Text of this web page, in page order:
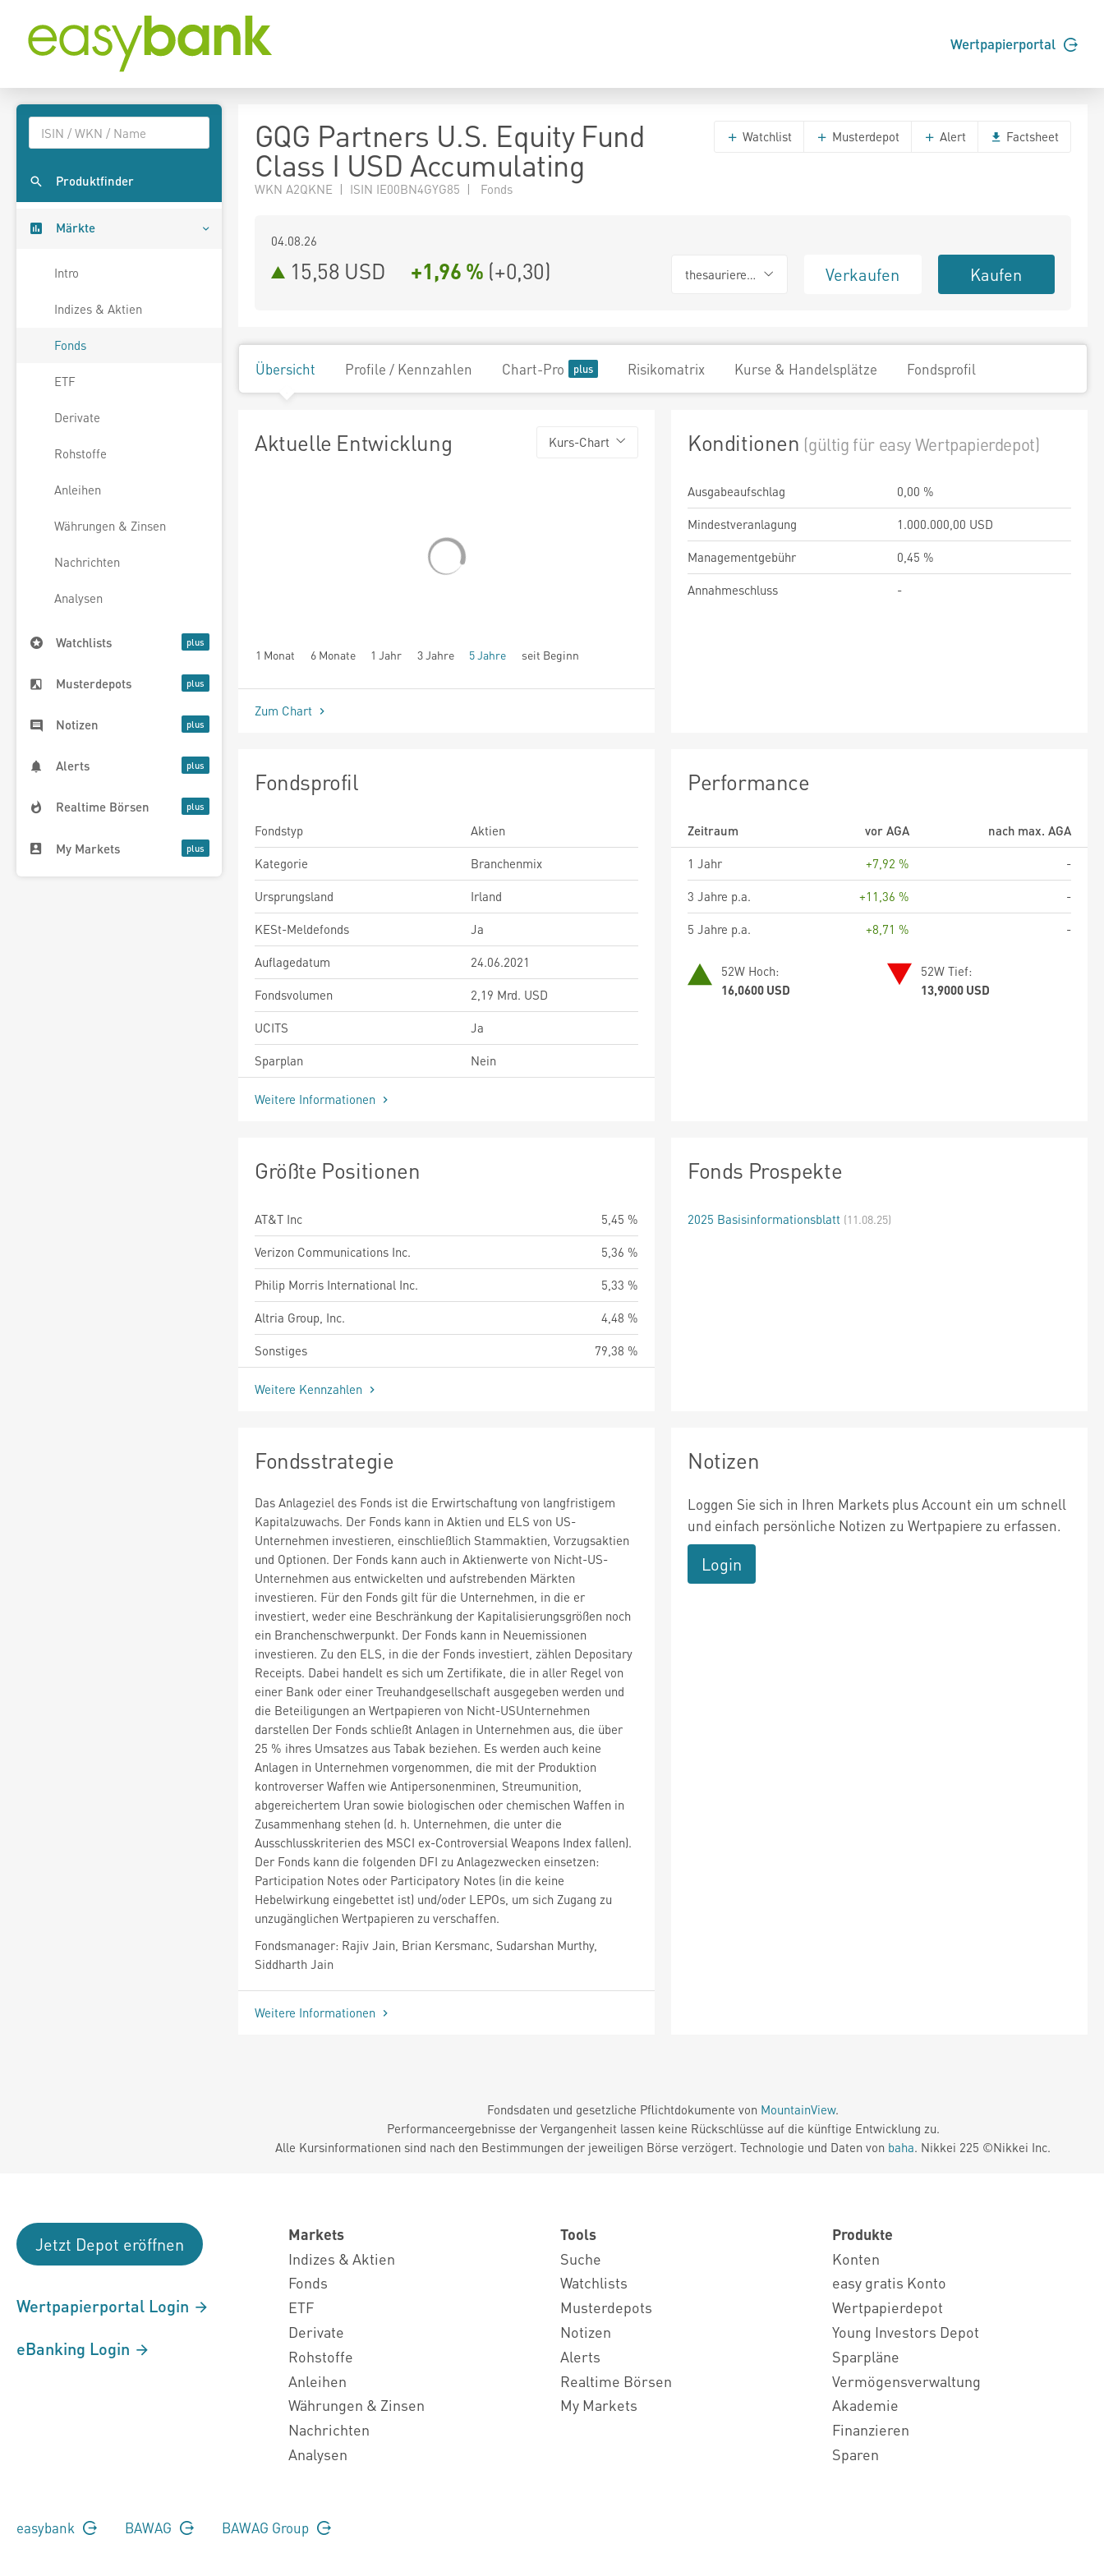
Wertpapierportal
Produktfinder
Märkte
Intro
Indizes & Aktien
Fonds
ETF
Derivate
Rohstoffe
Anleihen
Währungen & Zinsen
Nachrichten
Analysen
Watchlists
Musterdepots
Notizen
Alerts
Realtime Börsen
My Markets
GQG Partners U.S. Equity Fund
Class I USD Accumulating
WKN A2QKNE | ISIN IE00BN4GYG85 | Fonds
Watchlist Musterdepot Alert Factsheet
04.08.26
15,58 USD +1,96 % (+0,30) thesaurierend Verkaufen Kaufen
Übersicht Profile / Kennzahlen Chart-Pro Risikomatrix Kurse & Handelsplätze Fondsprofil
Aktuelle Entwicklung Kurs-Chart
1 Monat 6 Monate 1 Jahr 3 Jahre 5 Jahre seit Beginn
Zum Chart
Konditionen (gültig für easy Wertpapierdepot)
Ausgabeaufschlag
0,00 %
Mindestveranlagung
1.000.000,00 USD
Managementgebühr
0,45 %
Annahmeschluss
-
Fondsprofil
Fondstyp
Aktien
Kategorie
Branchenmix
Ursprungsland
Irland
KESt-Meldefonds
Ja
Auflagedatum
24.06.2021
Fondsvolumen
2,19 Mrd. USD
UCITS
Ja
Sparplan
Nein
Weitere Informationen
Performance
Zeitraum vor AGA
nach max. AGA
1 Jahr
+7,92 %
-
3 Jahre p.a.
+11,36 %
-
5 Jahre p.a.
+8,71 % -
52W Hoch:
16,0600 USD
52W Tief:
13,9000 USD
Größte Positionen
AT&T Inc
5,45 %
Verizon Communications Inc.
5,36 %
Philip Morris International Inc.
5,33 %
Altria Group, Inc.
4,48 %
Sonstiges
79,38 %
Weitere Kennzahlen
Fonds Prospekte
2025 Basisinformationsblatt (11.08.25)
Fondsstrategie
Das Anlageziel des Fonds ist die Erwirtschaftung von langfristigem
Kapitalzuwachs. Der Fonds kann in Aktien und ELS von US-
Unternehmen investieren, einschließlich Stammaktien, Vorzugsaktien
und Optionen. Der Fonds kann auch in Aktienwerte von Nicht-US-
Unternehmen aus entwickelten und aufstrebenden Märkten
investieren. Für den Fonds gilt für die Unternehmen, in die er
investiert, weder eine Beschränkung der Kapitalisierungsgrößen noch
ein Branchenschwerpunkt. Der Fonds kann in Neuemissionen
investieren. Zu den ELS, in die der Fonds investiert, zählen Depositary
Receipts. Dabei handelt es sich um Zertifikate, die in aller Regel von
einer Bank oder einer Treuhandgesellschaft ausgegeben werden und
die Beteiligungen an Wertpapieren von Nicht-USUnternehmen
darstellen Der Fonds schließt Anlagen in Unternehmen aus, die über
25 % ihres Umsatzes aus Tabak beziehen. Es werden auch keine
Anlagen in Unternehmen vorgenommen, die mit der Produktion
kontroverser Waffen wie Antipersonenminen, Streumunition,
abgereichertem Uran sowie biologischen oder chemischen Waffen in
Zusammenhang stehen (d. h. Unternehmen, die unter die
Ausschlusskriterien des MSCI ex-Controversial Weapons Index fallen).
Der Fonds kann die folgenden DFI zu Anlagezwecken einsetzen:
Participation Notes oder Participatory Notes (in die keine
Hebelwirkung eingebettet ist) und/oder LEPOs, um sich Zugang zu
unzugänglichen Wertpapieren zu verschaffen.
Fondsmanager: Rajiv Jain, Brian Kersmanc, Sudarshan Murthy,
Siddharth Jain
Weitere Informationen
Notizen
Loggen Sie sich in Ihren Markets plus Account ein um schnell
und einfach persönliche Notizen zu Wertpapiere zu erfassen.
Login
Fondsdaten und gesetzliche Pflichtdokumente von MountainView.
Performanceergebnisse der Vergangenheit lassen keine Rückschlüsse auf die künftige Entwicklung zu.
Alle Kursinformationen sind nach den Bestimmungen der jeweiligen Börse verzögert. Technologie und Daten von baha. Nikkei 225 ©Nikkei Inc.
Jetzt Depot eröffnen
Wertpapierportal Login
eBanking Login
Markets
Indizes & Aktien
Fonds
ETF
Derivate
Rohstoffe
Anleihen
Währungen & Zinsen
Nachrichten
Analysen
Tools
Suche
Watchlists
Musterdepots
Notizen
Alerts
Realtime Börsen
My Markets
Produkte
Konten
easy gratis Konto
Wertpapierdepot
Young Investors Depot
Sparpläne
Vermögensverwaltung
Akademie
Finanzieren
Sparen
easybank BAWAG BAWAG Group